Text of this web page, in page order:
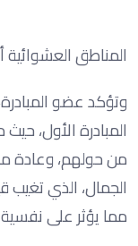
المناطق العشوائية
وتؤكد عضو
المبادرة الأول،
من حولهم، وعادة
الجمال، الذي تغيب
مما يؤثر على